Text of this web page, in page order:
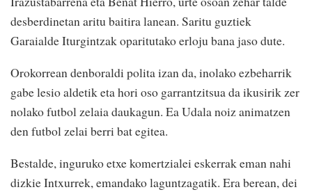
desberdinetan aritu baitira lanean. Saritu guztiek
Garaialde Iturgintzak oparitutako erloju bana jaso dute.
Orokorrean denboraldi polita izan da, inolako ezbeharrik
gabe lesio aldetik eta hori oso garrantzitsua da ikusirik zer
nolako futbol zelaia daukagun. Ea Udala noiz animatzen
den futbol zelai berri bat egitea.
Bestalde, inguruko etxe komertzialei eskerrak eman nahi
dizkie Intxurrek, emandako laguntzagatik. Era berean, dei